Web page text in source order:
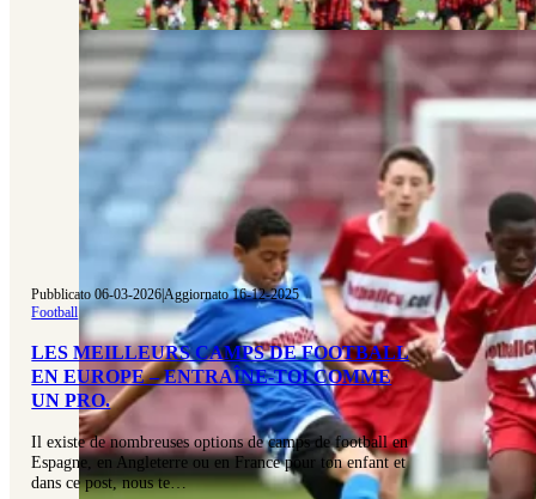
Pubblicato 06-03-2026|Aggiornato 16-12-2025
Football
LES MEILLEURS CAMPS DE FOOTBALL
EN EUROPE – ENTRAÎNE-TOI COMME
UN PRO.
Il existe de nombreuses options de camps de football en
Espagne, en Angleterre ou en France pour ton enfant et
dans ce post, nous te…